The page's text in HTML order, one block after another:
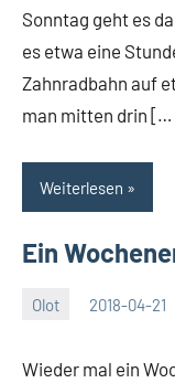
Sonntag geht es
es etwa eine
Zahnradbahn auf
man mitten drin
Weiterlesen
Ein
Olot 2018-04-21
Wieder mal ein